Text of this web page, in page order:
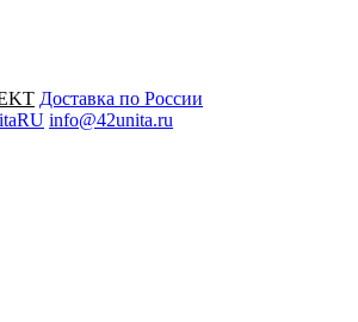
Доставка по России
info@42unita.ru